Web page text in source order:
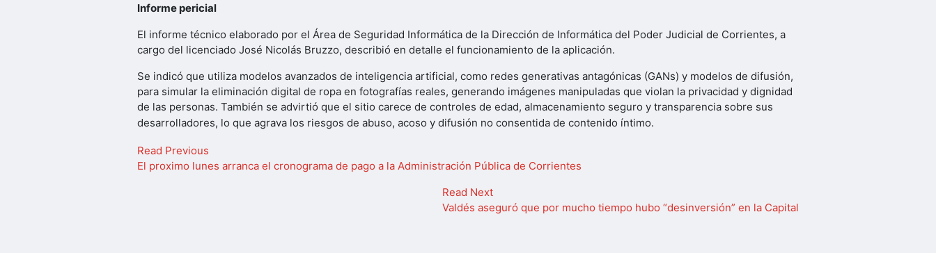
Informe pericial
El informe técnico elaborado por el Área de Seguridad Informática de la Dirección de Informática del Poder Judicial de Corrientes, a
cargo del licenciado José Nicolás Bruzzo, describió en detalle el funcionamiento de la aplicación.
Se indicó que utiliza modelos avanzados de inteligencia artificial, como redes generativas antagónicas (GANs) y modelos de difusión,
para simular la eliminación digital de ropa en fotografías reales, generando imágenes manipuladas que violan la privacidad y dignidad
de las personas. También se advirtió que el sitio carece de controles de edad, almacenamiento seguro y transparencia sobre sus
desarrolladores, lo que agrava los riesgos de abuso, acoso y difusión no consentida de contenido íntimo.
Read Previous
El proximo lunes arranca el cronograma de pago a la Administración Pública de Corrientes
Read Next
Valdés aseguró que por mucho tiempo hubo “desinversión” en la Capital